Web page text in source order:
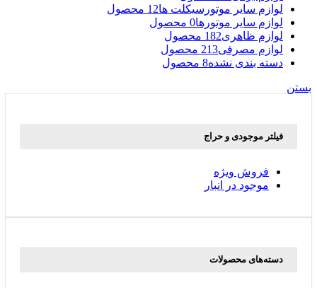
لوازم سایر موتورسیکلت ها12 محصول
لوازم سایر موتورها0 محصول
لوازم ظاهری182 محصول
لوازم مصرفی213 محصول
دسته بندی نشده8 محصول
بستن
فیلتر موجودی و حراج
فروش ویژه
موجود در انبار
دسته‌های محصولات